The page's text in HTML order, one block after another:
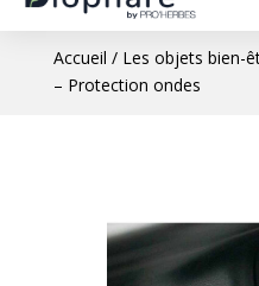
Accueil / Les objets bien-
– Protection ondes